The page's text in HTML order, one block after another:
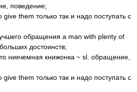
поведение;
them только так и надо поступать с
обращения a man with plenty of
достоинств;
никчемная книжонка ~ sl. обращение,
them только так и надо поступать с